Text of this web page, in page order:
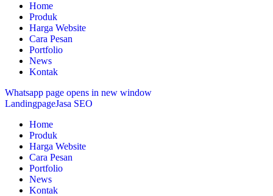
Home
Produk
Harga Website
Cara Pesan
Portfolio
News
Kontak
Whatsapp page opens in new window
LandingpageJasa SEO
Home
Produk
Harga Website
Cara Pesan
Portfolio
News
Kontak